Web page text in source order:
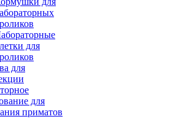
для
для
для
приматов